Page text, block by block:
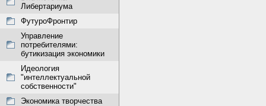
Либертариума
ФутуроФронтир
Управление
потребителями:
бутикизация экономики
Идеология
"интеллектуальной
собственности"
Экономика творчества